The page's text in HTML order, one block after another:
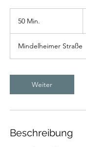
50 Min.
i
n
Mindelheimer Straße
Weiter
Beschreibung